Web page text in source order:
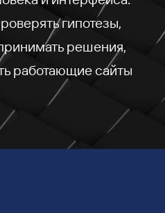
гипотезы,
решения,
работающие сайты